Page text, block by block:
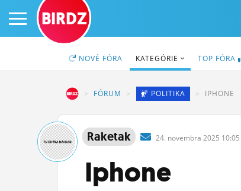
PRIHLÁS SA
ČINŽIAK
FÓRUM
BIRDZ
NOVÉ FÓRA KATEGÓRIE TOP FÓRA
FÓRUM POLITIKA IPHONE
Raketak 24. novembra 2025 10:05
Iphone